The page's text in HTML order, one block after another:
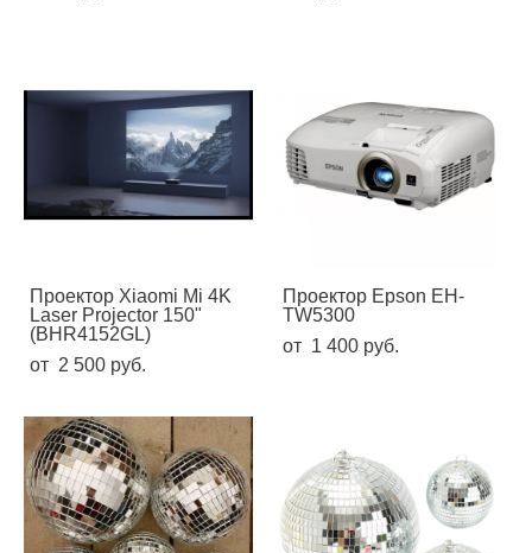
Проектор Xiaomi Mi 4K
Laser Projector 150"
(BHR4152GL)
от 2 500 pуб.
Проектор Epson EH-
TW5300
от 1 400 pуб.